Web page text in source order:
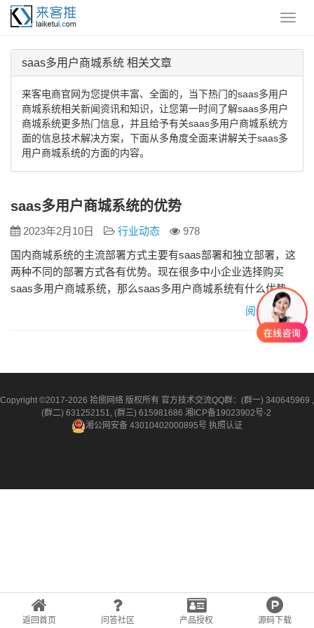
saas多用户商城系统 相关文章
来客电商官网为您提供丰富、全面的，当下热门的saas多用户
商城系统相关新闻资讯和知识，让您第一时间了解saas多用户
商城系统更多热门信息，并且给予有关saas多用户商城系统方
面的信息技术解决方案，下面从多角度全面来讲解关于saas多
用户商城系统的方面的内容。
saas多用户商城系统的优势
2023年2月10日 行业动态
978
国内商城系统的主流部署方式主要有saas部署和独立部署，这
两种不同的部署方式各有优势。现在很多中小企业选择购买
saas多用户商城系统，那么saas多用户商城系统有什么优势呢
Saas含义 Saas(软件即服务)是21世纪随着互联网技术的发展和
应用软件的成熟而开始兴起的一种完全创新的软件应用模式。
传统模式下，厂商通过License将软件产品部署到企业内多个客
阅读更多»
Copyright ©2017-2026 拾捌网络 版权所有 官方技术交流QQ群：(群一) 340645969 ,
(群二) 631252151, (群三) 615981686 湘ICP备19023902号-2
湘公网安备 43010402000895号 执照认证
返回首页 问答社区 产品授权 源码下载